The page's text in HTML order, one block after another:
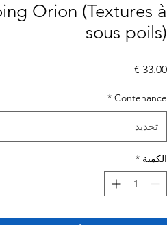
Orion (Textures à
sous poils)
السعر
Contenance
*
تحديد
الكمية *